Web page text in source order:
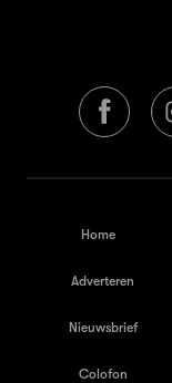
Home
Adverteren
Nieuwsbrief
Colofon